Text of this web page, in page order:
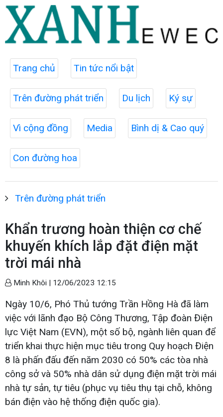
Trang chủ Tin tức nổi bật
Trên đường phát triển Du lịch Ký sự
Vì cộng đồng Media Bình dị & Cao quý
Con đường hoa
Trên đường phát triển
Khẩn trương hoàn thiện cơ chế
khuyến khích lắp đặt điện mặt
trời mái nhà
Minh Khôi | 12/06/2023 12:15
Ngày 10/6, Phó Thủ tướng Trần Hồng Hà đã làm
việc với lãnh đạo Bộ Công Thương, Tập đoàn Điện
lực Việt Nam (EVN), một số bộ, ngành liên quan để
triển khai thực hiện mục tiêu trong Quy hoạch Điện
8 là phấn đấu đến năm 2030 có 50% các tòa nhà
công sở và 50% nhà dân sử dụng điện mặt trời mái
nhà tự sản, tự tiêu (phục vụ tiêu thụ tại chỗ, không
bán điện vào hệ thống điện quốc gia).